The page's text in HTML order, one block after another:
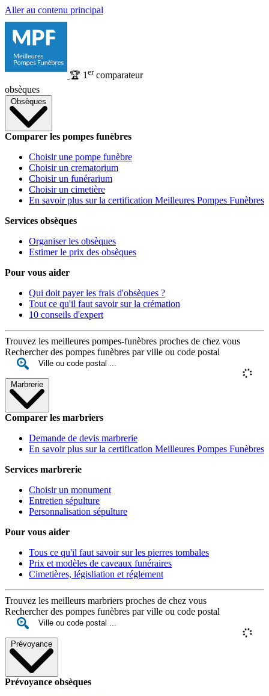
Aller au contenu principal
🏆 1 ercomparateur
obsèques
Obsèques
Comparer les pompes funèbres
Choisir une pompe funèbre
Choisir un crematorium
Choisir un funérarium
Choisir un cimetière
En savoir plus sur la certification Meilleures Pompes Funèbres
Services obsèques
Organiser les obsèques
Estimer le prix des obsèques
Pour vous aider
Qui doit payer les frais d'obsèques ?
Tout ce qu'il faut savoir sur la crémation
10 conseils d'expert
Trouvez les meilleures pompes-funèbres proches de chez vous
Rechercher des pompes funèbres par ville ou code postal
Marbrerie
Comparer les marbriers
Demande de devis marbrerie
En savoir plus sur la certification Meilleures Pompes Funèbres
Services marbrerie
Choisir un monument
Entretien sépulture
Personnalisation sépulture
Pour vous aider
Tous ce qu'il faut savoir sur les pierres tombales
Prix et modèles de caveaux funéraires
Cimetières, législiation et réglement
Trouvez les meilleurs marbriers proches de chez vous
Rechercher des pompes funèbres par ville ou code postal
Prévoyance
Prévoyance obsèques